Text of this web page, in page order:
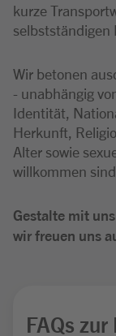
kurze
selbstständigen
Wir betonen
- unabhängig
Identität,
Herkunft,
Alter sowie
willkommen sind.
Gestalte mit
wir freuen uns
FAQs